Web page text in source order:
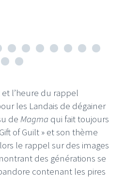
l’heure du rappel
les Landais de dégainer
de Magma qui fait toujours
of Guilt » et son thème
le rappel sur des images
des générations se
contenant les pires